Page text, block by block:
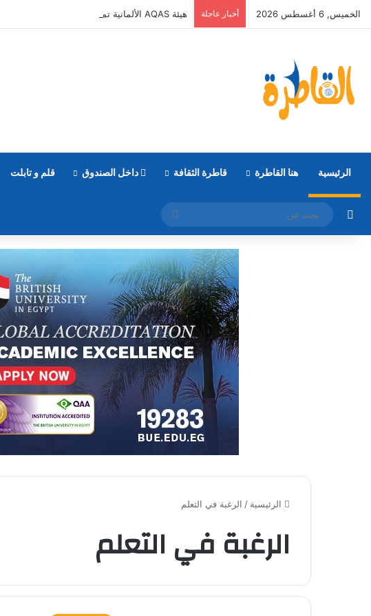
الخميس, 6 أغسطس 2026 أخبار عاجلة هيئة AQAS الألمانية تمنح برامج الإعلام بالأكاديمية العربية الاعتماد غير المشروط وفق المعايير الأوروبية
الرئيسية هنا القاطرة قاطرة الثقافة داخل الصندوق قلم و تابلت
مقال عشوائي
بحث
عن
الرئيسية / الرغبة في التعلم
الرغبة في التعلم